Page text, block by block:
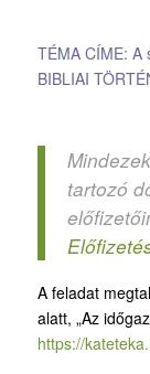
TÉMA CÍME: A
BIBLIAI
tartozó
A feladat
alatt, „Az
https://